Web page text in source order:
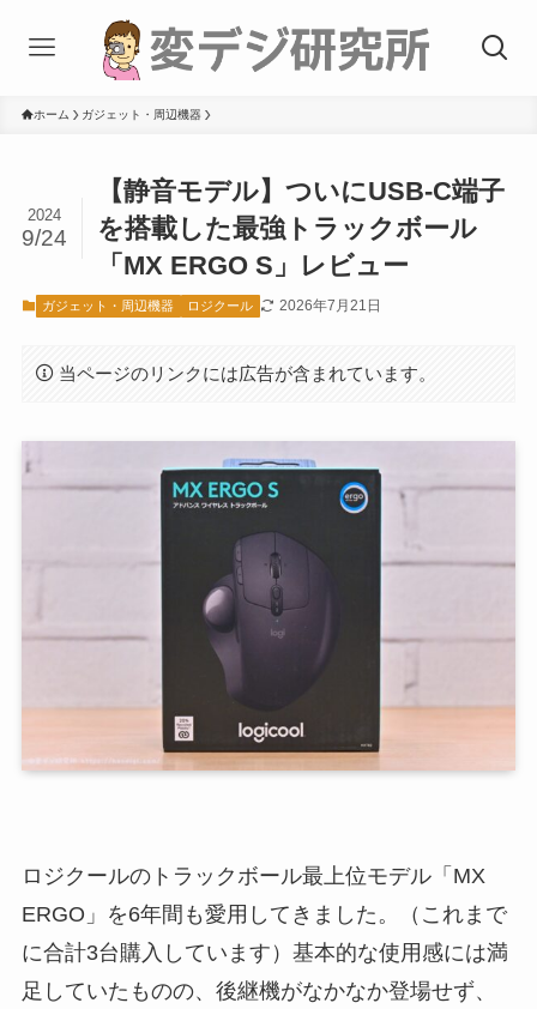
ホーム ガジェット・周辺機器
【静音モデル】ついにUSB-C端子
を搭載した最強トラックボール
「MX ERGO S」レビュー
2024
9/24
ガジェット・周辺機器 ロジクール 2026年7月21日
当ページのリンクには広告が含まれています。
ロジクールのトラックボール最上位モデル「MX
ERGO」を6年間も愛用してきました。（これまで
に合計3台購入しています）基本的な使用感には満
足していたものの、後継機がなかなか登場せず、